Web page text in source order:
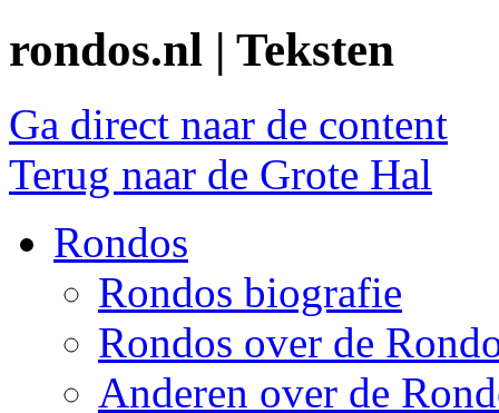
rondos.nl | Teksten
Ga direct naar de content
Terug naar de Grote Hal
Rondos
Rondos biografie
Rondos over de
Anderen over de